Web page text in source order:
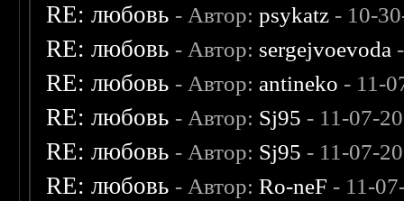
RE: любовь - Автор:psykatz - 10-
RE: любовь - Автор: sergejvoevoda
RE: любовь - Автор: antineko - 11-
RE: любовь - Автор: Sj95 - 11-07-
RE: любовь - Автор: Sj95 - 11-07-
RE: любовь - Автор:Ro-neF - 11-